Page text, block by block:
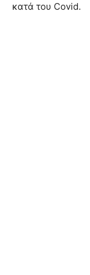
κατά του Covid.